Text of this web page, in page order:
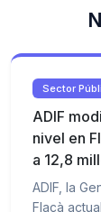
Sector
ADIF
nivel en
a 12,8
ADIF, la
Flaçà